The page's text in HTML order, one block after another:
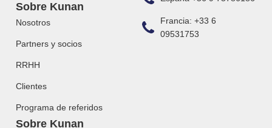
Sobre Kunan
Nosotros
Partners y socios
RRHH
Clientes
Programa de referidos
Sobre Kunan
Francia: +33 6
09531753